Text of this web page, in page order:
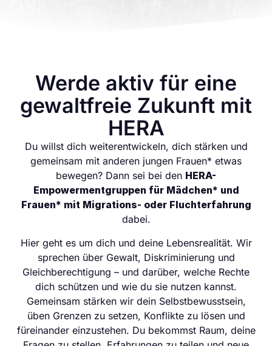
Werde aktiv für eine
gewaltfreie Zukunft mit
HERA
Du willst dich weiterentwickeln, dich stärken und
gemeinsam mit anderen jungen Frauen* etwas
bewegen? Dann sei bei den HERA-
Empowermentgruppen für Mädchen* und
Frauen* mit Migrations- oder Fluchterfahrung
dabei.
Hier geht es um dich und deine Lebensrealität. Wir
sprechen über Gewalt, Diskriminierung und
Gleichberechtigung – und darüber, welche Rechte
dich schützen und wie du sie nutzen kannst.
Gemeinsam stärken wir dein Selbstbewusstsein,
üben Grenzen zu setzen, Konflikte zu lösen und
füreinander einzustehen. Du bekommst Raum, deine